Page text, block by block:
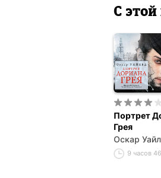
С
Портрет
Грея
Оскар
9 часов